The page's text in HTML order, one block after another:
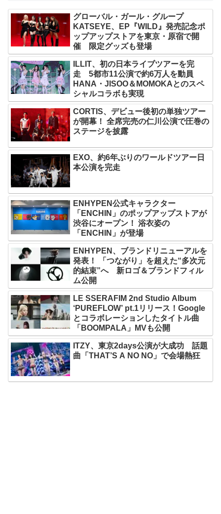
グローバル・ガール・グループ
KATSEYE、EP『WILD』発売記念ポ
ップアップストアを東京・原宿で開
催 限定グッズも登場
ILLIT、初の日本ライブツアーを完
走 5都市11公演で約6万人を動員
HANA・JISOO＆MOMOKAとのスペ
シャルコラボも実現
CORTIS、デビュー後初の単独ツアー
が開幕！ 全席完売の仁川公演で圧巻の
ステージを披露
EXO、約6年ぶりのワールドツアー日
本公演を完走
ENHYPEN公式キャラクター
「ENCHIN」のポップアップストアが
渋谷にオープン！ 浴衣姿の
「ENCHIN」が登場
ENHYPEN、ブランドリニューアルを
発表！ 「つながり」を超えた“多次元
的結束”へ 新ロゴ＆ブランドフィル
ム公開
LE SSERAFIM 2nd Studio Album
‘PUREFLOW’ pt.1リリース！Google
とコラボレーションしたタイトル曲
「BOOMPALA」MVも公開
ITZY、東京2days公演が大成功 話題
曲「THAT’S A NO NO」で会場熱狂